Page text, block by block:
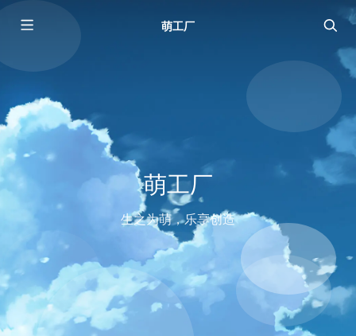
萌工厂
萌工厂
生之为萌，乐享创造